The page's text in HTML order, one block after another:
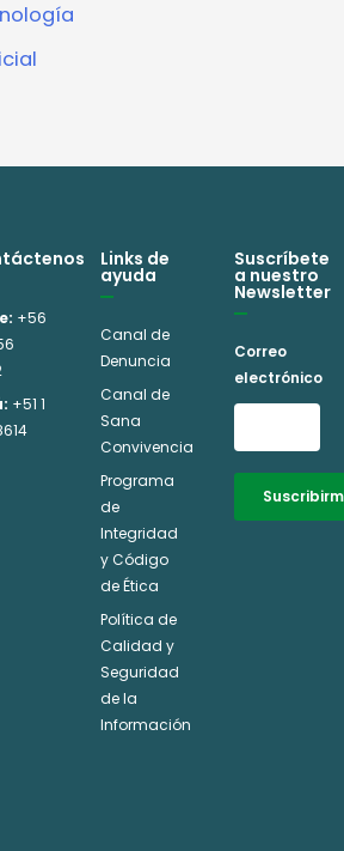
+56
+51 1
Links de
ayuda
Canal de
Denuncia
Canal de
Sana
Convivencia
Programa
de
Integridad
y Código
de Ética
Política de
Calidad y
Seguridad
de la
Información
Suscríbete
a nuestro
Newsletter
Correo
electrónico